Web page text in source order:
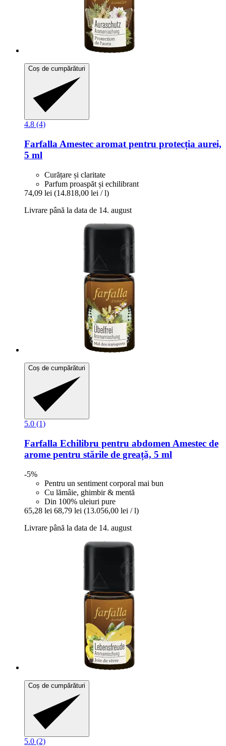
Coș de cumpărături
4.8 (4)
Farfalla Amestec aromat pentru protecția aurei,
5 ml
Curățare și claritate
Parfum proaspăt și echilibrant
74,09 lei (14.818,00 lei / l)
Livrare până la data de 14. august
Coș de cumpărături
5.0 (1)
Farfalla Echilibru pentru abdomen Amestec de
arome pentru stările de greață, 5 ml
-5%
Pentru un sentiment corporal mai bun
Cu lămâie, ghimbir & mentă
Din 100% uleiuri pure
65,28 lei 68,79 lei (13.056,00 lei / l)
Livrare până la data de 14. august
Coș de cumpărături
5.0 (2)